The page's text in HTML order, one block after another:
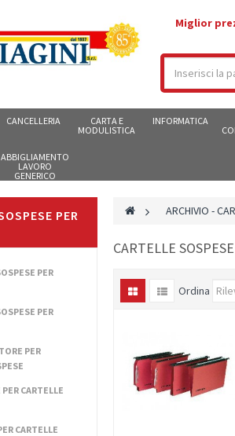
Miglior
CANCELLERIA
CARTA E
MODULISTICA
INFORMATICA
ABBIGLIAMENTO
LAVORO
GENERICO
PER
PER
PER
PER
CARTELLE
CARTELLE
> ARCHIVIO -
CARTELLE
Ordina